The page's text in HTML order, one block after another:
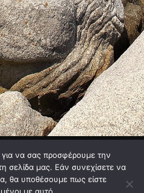
Χρήσης
να σας προσφέρουμε την
σελίδα μας. Εάν συνεχίσετε να
θα υποθέσουμε πως είστε